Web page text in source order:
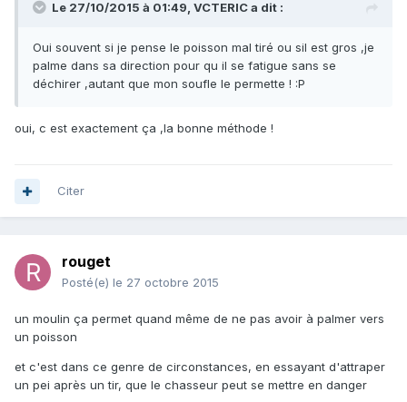
Le 27/10/2015 à 01:49, VCTERIC a dit :
Oui souvent si je pense le poisson mal tiré ou sil est gros ,je
palme dans sa direction pour qu il se fatigue sans se
déchirer ,autant que mon soufle le permette ! :P
oui, c est exactement ça ,la bonne méthode !
Citer
rouget
Posté(e) le 27 octobre 2015
un moulin ça permet quand même de ne pas avoir à palmer vers
un poisson
et c'est dans ce genre de circonstances, en essayant d'attraper
un pei après un tir, que le chasseur peut se mettre en danger